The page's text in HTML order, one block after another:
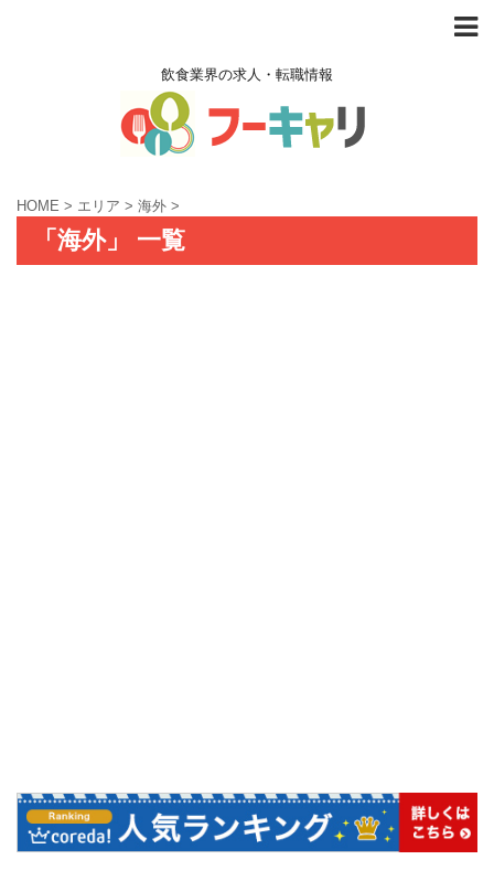
飲食業界の求人・転職情報
HOME > エリア > 海外 >
「海外」 一覧